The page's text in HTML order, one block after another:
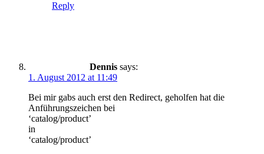
Reply
Dennis says:
1. August 2012 at 11:49
Bei mir gabs auch erst den Redirect, geholfen hat die
Anführungszeichen bei
‘catalog/product’
in
‘catalog/product’